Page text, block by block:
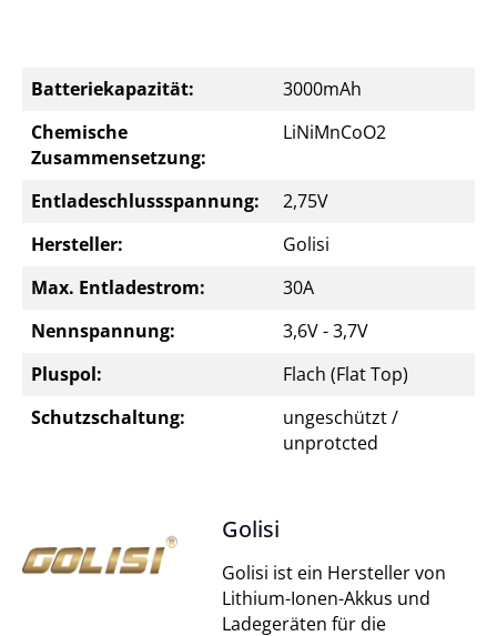
Batteriekapazität:
3000mAh
Chemische
Zusammensetzung:
LiNiMnCoO2
Entladeschlussspannung:
2,75V
Hersteller:
Golisi
Max. Entladestrom:
30A
Nennspannung:
3,6V - 3,7V
Pluspol:
Flach (Flat Top)
Schutzschaltung:
ungeschützt /
unprotcted
Golisi
Golisi ist ein Hersteller von
Lithium-Ionen-Akkus und
Ladegeräten für die